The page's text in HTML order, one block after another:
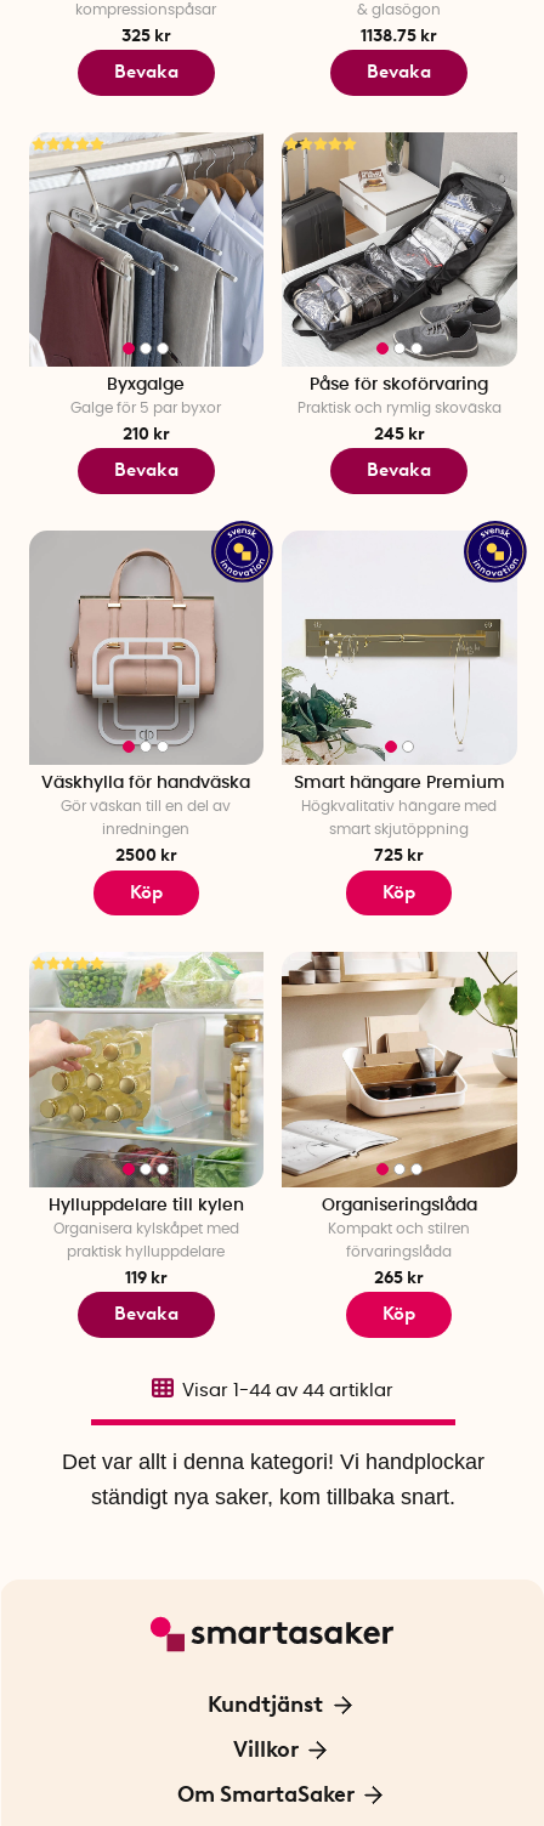
kompressionspåsar
325 kr
Bevaka
& glasögon
1138.75 kr
Bevaka
Byxgalge
Galge för 5 par byxor
210 kr
Bevaka
Påse för skoförvaring
Praktisk och rymlig skoväska
245 kr
Bevaka
Väskhylla för handväska
Gör väskan till en del av
inredningen
2500 kr
Köp
Smart hängare Premium
Högkvalitativ hängare med
smart skjutöppning
725 kr
Köp
Hylluppdelare till kylen
Organisera kylskåpet med
praktisk hylluppdelare
119 kr
Bevaka
Organiseringslåda
Kompakt och stilren
förvaringslåda
265 kr
Köp
Det var allt i denna kategori! Vi handplockar
ständigt nya saker, kom tillbaka snart.
Visar 1-44 av 44 artiklar
Kundtjänst
Kontakta oss
För Företag
Villkor
Frakt och leverans
Om SmartaSaker